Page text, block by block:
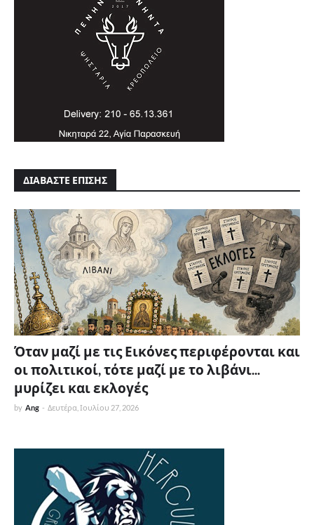
ΔΙΑΒΑΣΤΕ ΕΠΙΣΗΣ
Όταν μαζί με τις Εικόνες περιφέρονται και
οι πολιτικοί, τότε μαζί με το λιβάνι...
μυρίζει και εκλογές
by Ang - Δευτέρα, Ιουλίου 27, 2026